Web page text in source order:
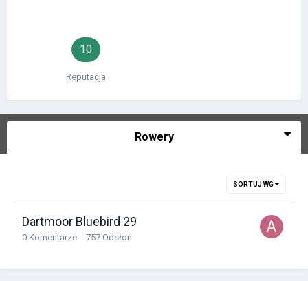
10
Reputacja
Rowery
SORTUJ WG
Dartmoor Bluebird 29
0 Komentarze 757 Odsłon